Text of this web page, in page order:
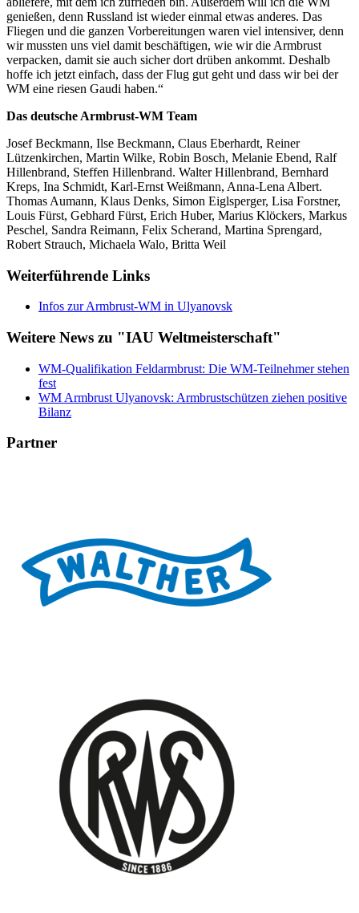
genießen, denn Russland ist wieder einmal etwas anderes. Das
Fliegen und die ganzen Vorbereitungen waren viel intensiver, denn
wir mussten uns viel damit beschäftigen, wie wir die Armbrust
verpacken, damit sie auch sicher dort drüben ankommt. Deshalb
hoffe ich jetzt einfach, dass der Flug gut geht und dass wir bei der
WM eine riesen Gaudi haben.“
Das deutsche Armbrust-WM Team
Josef Beckmann, Ilse Beckmann, Claus Eberhardt, Reiner
Lützenkirchen, Martin Wilke, Robin Bosch, Melanie Ebend, Ralf
Hillenbrand, Steffen Hillenbrand. Walter Hillenbrand, Bernhard
Kreps, Ina Schmidt, Karl-Ernst Weißmann, Anna-Lena Albert.
Thomas Aumann, Klaus Denks, Simon Eiglsperger, Lisa Forstner,
Louis Fürst, Gebhard Fürst, Erich Huber, Marius Klöckers, Markus
Peschel, Sandra Reimann, Felix Scherand, Martina Sprengard,
Robert Strauch, Michaela Walo, Britta Weil
Weiterführende Links
Infos zur Armbrust-WM in Ulyanovsk
Weitere News zu "IAU Weltmeisterschaft"
WM-Qualifikation Feldarmbrust: Die WM-Teilnehmer stehen
fest
WM Armbrust Ulyanovsk: Armbrustschützen ziehen positive
Bilanz
Partner